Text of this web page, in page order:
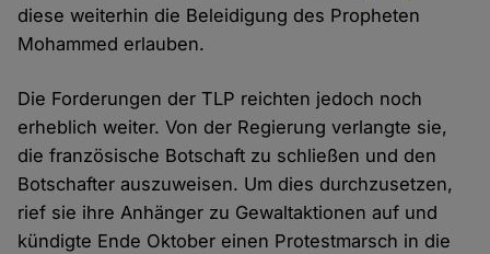
diese weiterhin die Beleidigung des Propheten
Mohammed erlauben.
Die Forderungen der TLP reichten jedoch noch
erheblich weiter. Von der Regierung verlangte sie,
die französische Botschaft zu schließen und den
Botschafter auszuweisen. Um dies durchzusetzen,
rief sie ihre Anhänger zu Gewaltaktionen auf und
kündigte Ende Oktober einen Protestmarsch in die